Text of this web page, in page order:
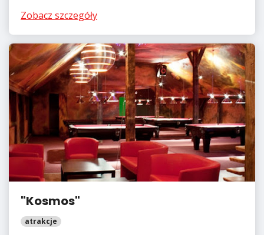
Zobacz szczegóły
"Kosmos"
atrakcje